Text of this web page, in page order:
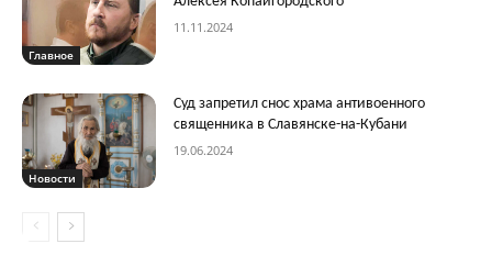
Главное
11.11.2024
Новости
Суд запретил снос храма антивоенного
священника в Славянске-на-Кубани
19.06.2024